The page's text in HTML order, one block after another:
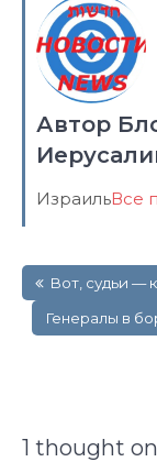
Автор
ИзраильВсе
по
записям
Вот, судьи —
Генералы в
1 thought on